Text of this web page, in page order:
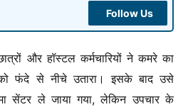
Follow Us
और हॉस्टल कर्मचारियों ने कमरे का
को फंदे से नीचे उतारा। इसके बाद उसे
सेंटर ले जाया गया, लेकिन उपचार के